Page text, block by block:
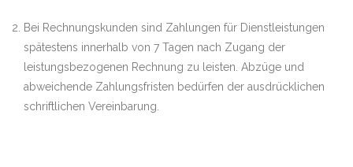
Bei Rechnungskunden sind Zahlungen für Dienstleistungen
spätestens innerhalb von 7 Tagen nach Zugang der
leistungsbezogenen Rechnung zu leisten. Abzüge und
abweichende Zahlungsfristen bedürfen der ausdrücklichen
schriftlichen Vereinbarung.